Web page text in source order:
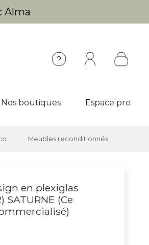
Alma
Nos boutiques Espace pro
Meubles reconditionnés
en plexiglas
SATURNE (Ce
)